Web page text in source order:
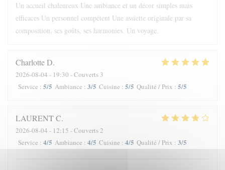
Un accueil chaleureux Une ambiance et un décor simples mais
efficaces Un personnel compétent Une assiette originale par sa
composition, ses goûts, ses harmonies. Un voyage.
CharlotteD
2026-08-04 - 19:30 - Couverts 3
Service : 5/5 Ambiance : 3/5 Cuisine : 5/5 Qualité / Prix : 5/5
LAURENTC
2026-08-04 - 12:15 - Couverts 2
Service : 4/5 Ambiance : 4/5 Cuisine : 4/5 Qualité / Prix : 3/5